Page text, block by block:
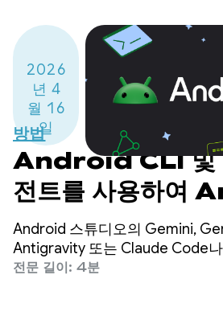
2026
년 4
월 16
일
방법
Android CLI 및
전트를 사용하여
을 3배 더 빠르게
Android 스튜디오의 Gemini,
Antigravity 또는 Claude Code
드 파티 에이전트를 사용하든
전문 길이: 4분